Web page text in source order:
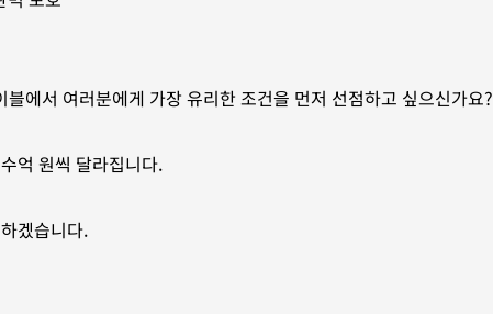
에서 여러분에게 가장 유리한 조건을 먼저 선점하고 싶으신가요?
억 원씩 달라집니다.
겠습니다.